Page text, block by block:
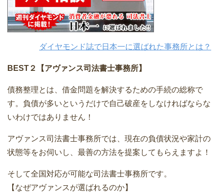
ダイヤモンド誌で日本一に選ばれた事務所とは？
BEST２【アヴァンス司法書士事務所】
債務整理とは、借金問題を解決するための手続の総称で
す。負債が多いというだけで自己破産をしなければならな
いわけではありません！
アヴァンス司法書士事務所では、現在の負債状況や家計の
状態等をお伺いし、最善の方法を提案してもらえますよ！
そして全国対応が可能な司法書士事務所です。
【なぜアヴァンスが選ばれるのか】